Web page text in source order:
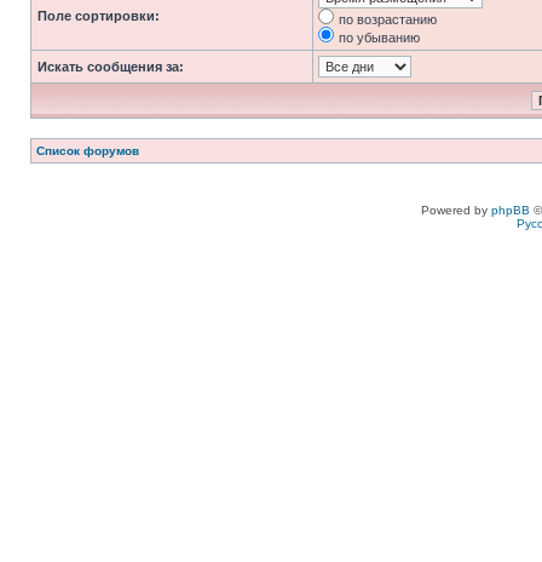
Поле сортировки:
по возрастанию
по убыванию
Искать сообщения за:
Список форумов
Powered by phpBB